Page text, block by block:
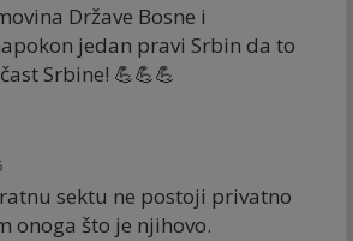
Države Bosne i
jedan pravi Srbin da to
Srbine! 💪💪💪
sektu ne postoji privatno
onoga što je njihovo.